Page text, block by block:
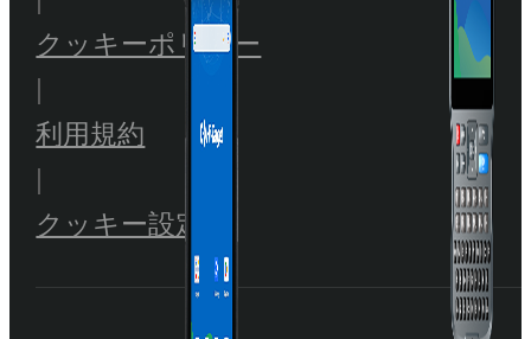
クッキーポリシー
利用規約
クッキー設定